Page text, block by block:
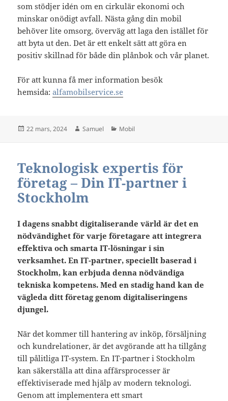
som stödjer idén om en cirkulär ekonomi och
minskar onödigt avfall. Nästa gång din mobil
behöver lite omsorg, överväg att laga den istället för
att byta ut den. Det är ett enkelt sätt att göra en
positiv skillnad för både din plånbok och vår planet.
För att kunna få mer information besök
hemsida:alfamobilservice.se
Postat
22 mars, 2024 Författare
Samuel Kategorier
Mobil
Teknologisk expertis för
företag – Din IT-partner i
Stockholm
I dagens snabbt digitaliserande värld är det en
nödvändighet för varje företagare att integrera
effektiva och smarta IT-lösningar i sin
verksamhet. En IT-partner, speciellt baserad i
Stockholm, kan erbjuda denna nödvändiga
tekniska kompetens. Med en stadig hand kan de
vägleda ditt företag genom digitaliseringens
djungel.
När det kommer till hantering av inköp, försäljning
och kundrelationer, är det avgörande att ha tillgång
till pålitliga IT-system. En IT-partner i Stockholm
kan säkerställa att dina affärsprocesser är
effektiviserade med hjälp av modern teknologi.
Genom att implementera ett smart